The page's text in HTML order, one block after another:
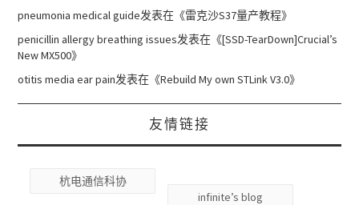
pneumonia medical guide发表在《雷克沙S37量产教程》
penicillin allergy breathing issues发表在《[SSD-TearDown]Crucial’s
New MX500》
otitis media ear pain发表在《Rebuild My own STLink V3.0》
友情链接
杭电通信科协
infinite’s blog